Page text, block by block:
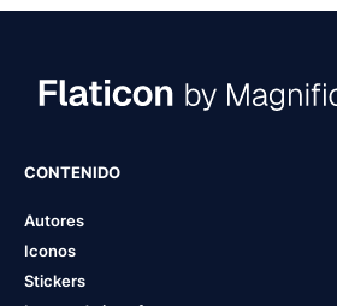
CONTENIDO
Autores
Iconos
Stickers